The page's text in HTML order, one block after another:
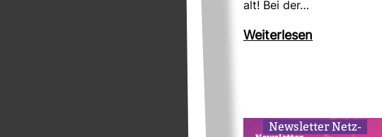
alt! Bei der…
Wei­ter­lesen
News­letter Netz­